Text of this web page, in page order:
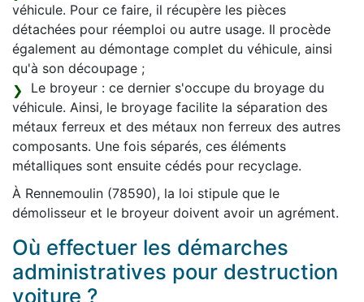
véhicule. Pour ce faire, il récupère les pièces
détachées pour réemploi ou autre usage. Il procède
également au démontage complet du véhicule, ainsi
qu'à son découpage ;
Le broyeur : ce dernier s'occupe du broyage du
véhicule. Ainsi, le broyage facilite la séparation des
métaux ferreux et des métaux non ferreux des autres
composants. Une fois séparés, ces éléments
métalliques sont ensuite cédés pour recyclage.
À Rennemoulin (78590), la loi stipule que le
démolisseur et le broyeur doivent avoir un agrément.
Où effectuer les démarches
administratives pour destruction
voiture ?